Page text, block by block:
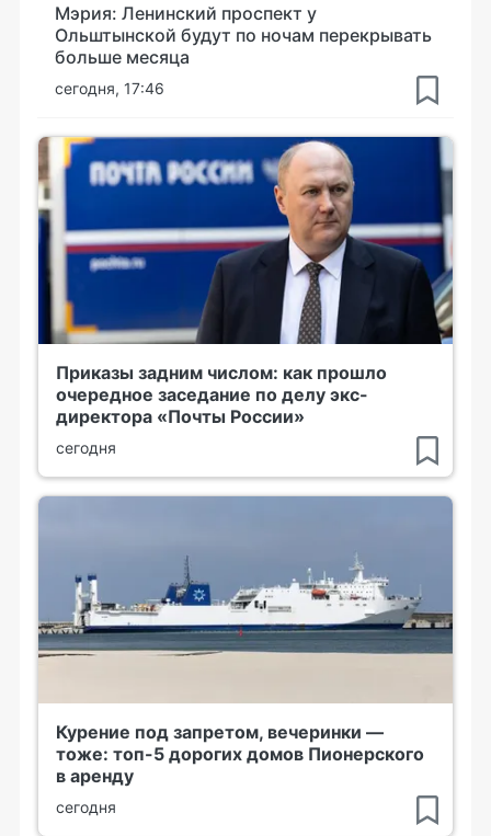
Мэрия: Ленинский проспект у
Ольштынской будут по ночам перекрывать
больше месяца
сегодня, 17:46
Приказы задним числом: как прошло
очередное заседание по делу экс-
директора «Почты России»
сегодня
Курение под запретом, вечеринки —
тоже: топ-5 дорогих домов Пионерского
в аренду
сегодня